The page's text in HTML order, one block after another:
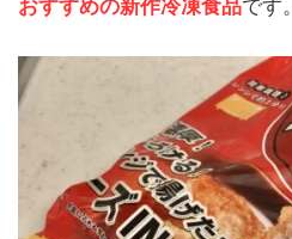
おすすめの新作冷凍食品です。